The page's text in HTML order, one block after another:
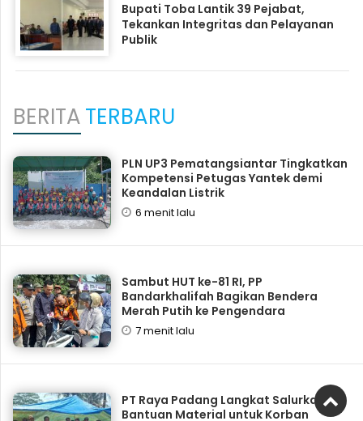
Bupati Toba Lantik 39 Pejabat,
Tekankan Integritas dan Pelayanan
Publik
BERITATERBARU
PLN UP3 Pematangsiantar Tingkatkan
Kompetensi Petugas Yantek demi
Keandalan Listrik
6 menit lalu
Sambut HUT ke-81 RI, PP
Bandarkhalifah Bagikan Bendera
Merah Putih ke Pengendara
7 menit lalu
PT Raya Padang Langkat Salurkan
Bantuan Material untuk Korban